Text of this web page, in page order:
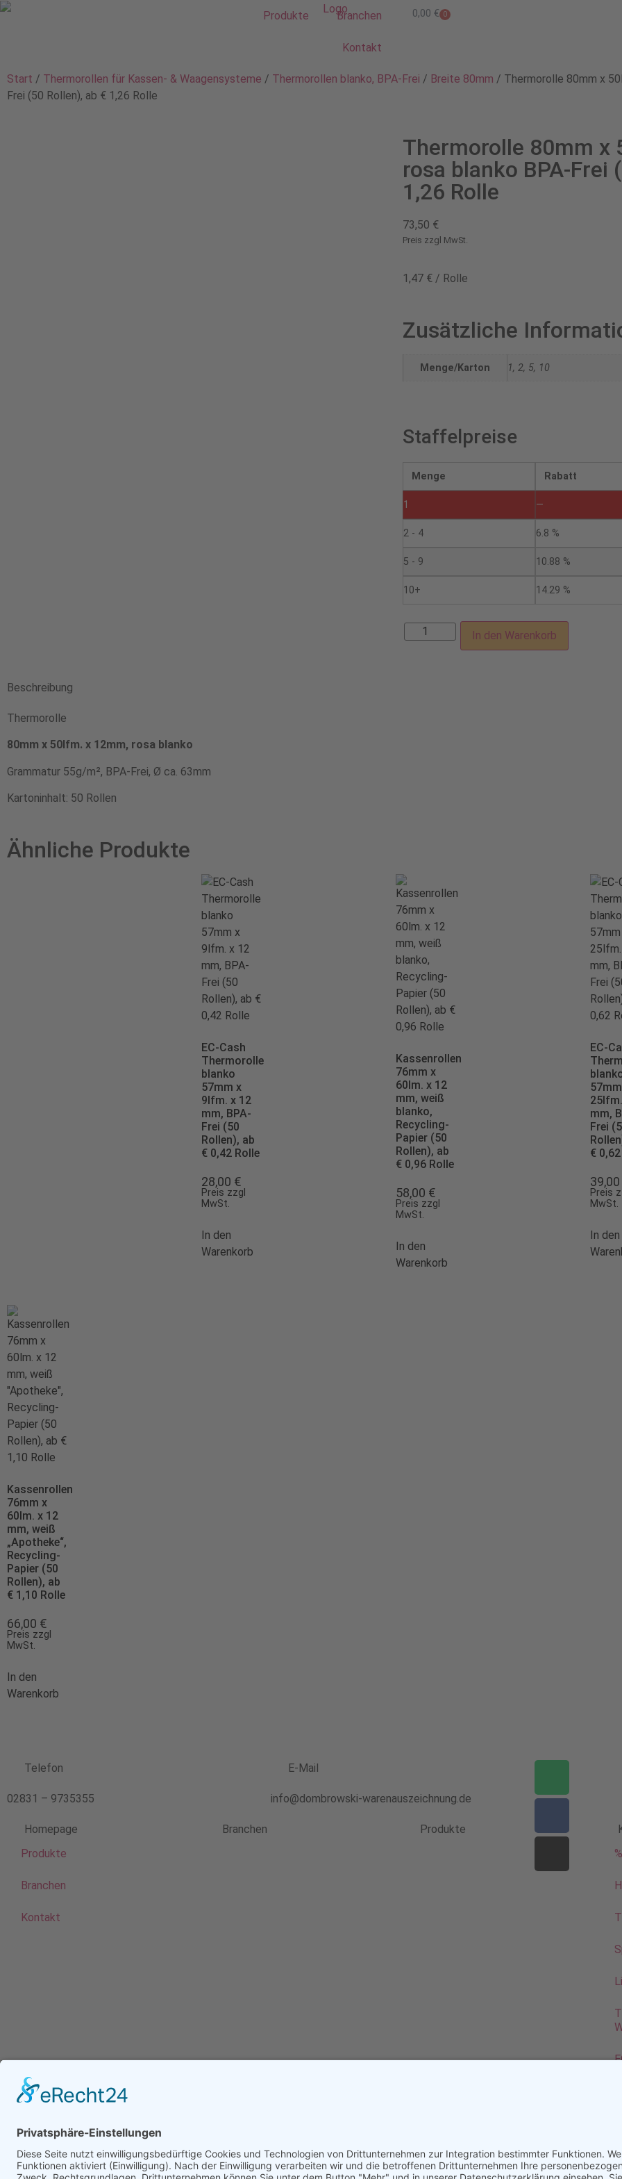
Produkte Branchen
Kontakt
0,00 € 0
Start / Thermorollen für Kassen- & Waagensysteme / Thermorollen blanko, BPA-Frei / Breite 80mm / Thermorolle 80mm x
Frei (50 Rollen), ab € 1,26 Rolle
Thermorolle 80mm x
rosa blanko BPA-Frei
1,26 Rolle
73,50 €
Preis zzgl MwSt.
1,47 € / Rolle
Zusätzliche
Menge/Karton 1, 2, 5, 10
Staffelpreise
Menge Rabatt
1 —
2 - 4 6.8 %
5 - 9 10.88 %
10+ 14.29 %
In den Warenkorb
Beschreibung
Thermorolle
80mm x 50lfm. x 12mm, rosa blanko
Grammatur 55g/m², BPA-Frei, Ø ca. 63mm
Kartoninhalt: 50 Rollen
Ähnliche Produkte
EC-Cash
Thermorolle
blanko
57mm x
9lfm. x 12
mm, BPA-
Frei (50
Rollen), ab
€ 0,42 Rolle
28,00 €
Preis zzgl
MwSt.
In den
Warenkorb
Kassenrollen
76mm x
60lm. x 12
mm, weiß
blanko,
Recycling-
Papier (50
Rollen), ab
€ 0,96 Rolle
58,00 €
Preis zzgl
MwSt.
In den
Warenkorb
EC-
mm,
Frei
€
39,00
Preis
MwSt.
In den
Kassenrollen
76mm x
60lm. x 12
mm, weiß
„Apotheke“,
Recycling-
Papier (50
Rollen), ab
€ 1,10 Rolle
66,00 €
Preis zzgl
MwSt.
In den
Warenkorb
Telefon
02831 – 9735355
E-Mail
info@dombrowski-warenauszeichnung.de
Homepage
Produkte
Branchen
Kontakt
Branchen Produkte